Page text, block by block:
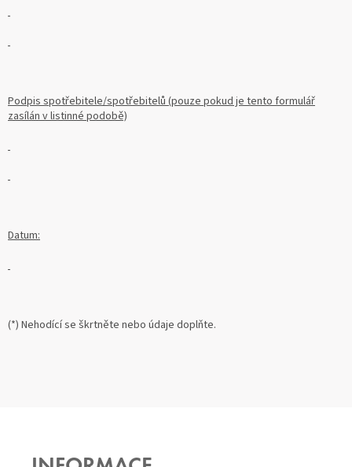
Podpis spotřebitele/spotřebitelů (pouze pokud je tento formulář
zasílán v listinné podobě)
Datum:
(*) Nehodící se škrtněte nebo údaje doplňte.